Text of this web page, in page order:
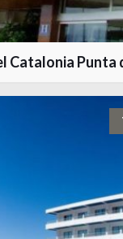
Catalonia Punta